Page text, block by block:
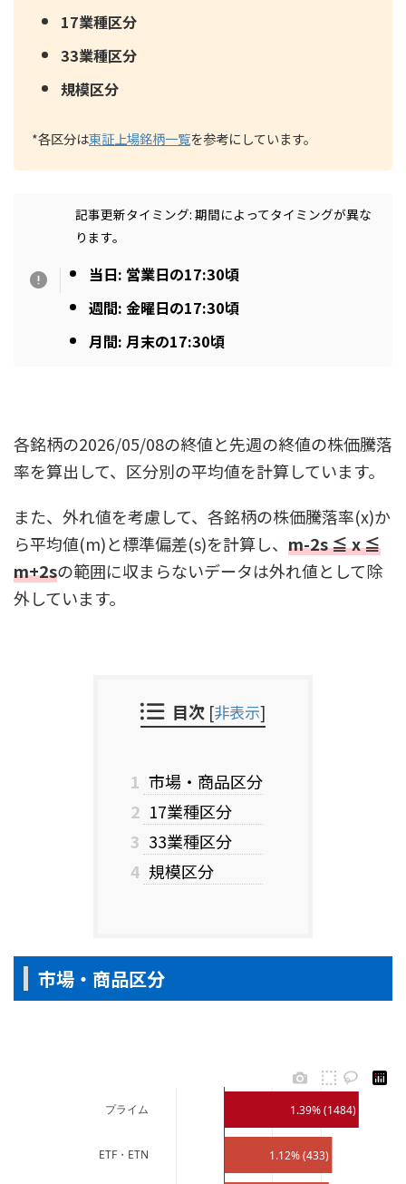
17業種区分
33業種区分
規模区分
*各区分は東証上場銘柄一覧を参考にしています。
記事更新タイミング: 期間によってタイミングが異な
ります。
当日: 営業日の17:30頃
週間: 金曜日の17:30頃
月間: 月末の17:30頃
各銘柄の2026/05/08の終値と先週の終値の株価騰落
率を算出して、区分別の平均値を計算しています。
また、外れ値を考慮して、各銘柄の株価騰落率(x)か
ら平均値(m)と標準偏差(s)を計算し、 m-2s ≦ x ≦
m+2sの範囲に収まらないデータは外れ値として除
外しています。
目次 [非表示]
1 市場・商品区分
2 17業種区分
3 33業種区分
4 規模区分
市場・商品区分
1.12% (433)
1.39% (1484)
ETF・ETN
プライム